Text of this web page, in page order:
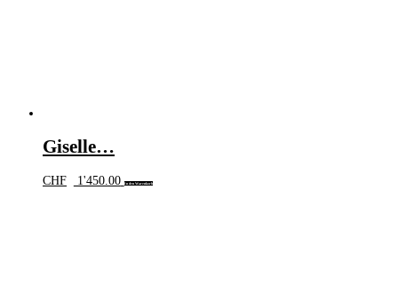
Giselle…
CHF 1'450.00 In den Warenkorb